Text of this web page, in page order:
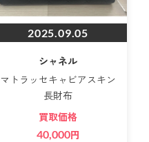
2025.09.05
シャネル
マトラッセキャビアスキン
長財布
買取価格
40,000円